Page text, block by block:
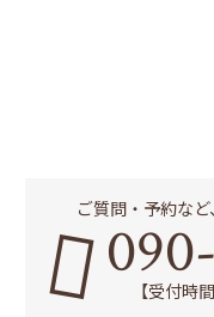
ご質問・予約な
【受付時